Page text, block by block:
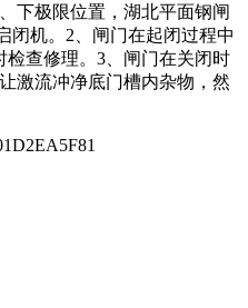
极限位置，湖北平面钢闸
闭机。2、闸门在起闭过程中
查修理。3、闸门在关闭时
激流冲净底门槽内杂物，然